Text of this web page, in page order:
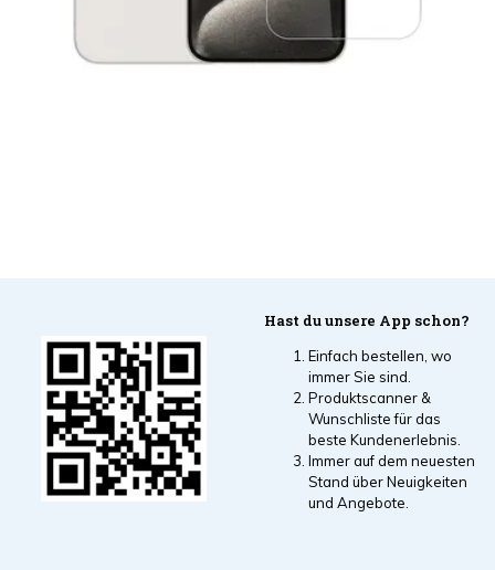
Hast du unsere App schon?
Einfach bestellen, wo
immer Sie sind.
Produktscanner &
Wunschliste für das
beste Kundenerlebnis.
Immer auf dem neuesten
Stand über Neuigkeiten
und Angebote.